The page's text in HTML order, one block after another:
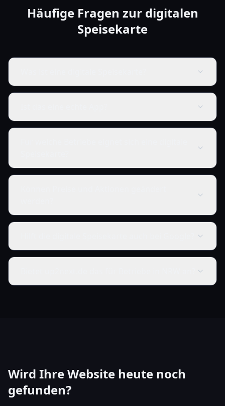
Häufige Fragen zur digitalen
Speisekarte
Wird Ihre Website heute noch
gefunden?